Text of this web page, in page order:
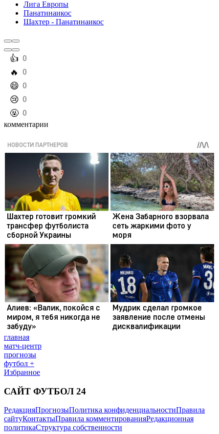
Лига Европы
Панатинаикос
Шахтер - Панатинаикос
️👍 0
️🔥 0
️😄 0
️😢 0
️🤬 0
комментарии
главная
матч-центр
прогнозы
футбол +
Избранное
САЙТ ФУТБОЛ 24
РедакцияПрогнозыПолитика конфиденциальностиПравила
сайтуКонтактыПравила комментированияРедакционная
политикаСтруктура собственности